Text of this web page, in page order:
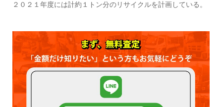
２０２１年度には計約１トン分のリサイクルを計画している。